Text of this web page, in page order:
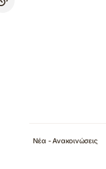
Νέα - Ανακοινώσεις